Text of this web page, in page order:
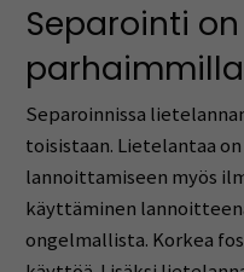
Separointi
Separoinnissa
toisistaan. Lietelantaa
lannoittamiseen myös
käyttäminen
ongelmallista. Korkea